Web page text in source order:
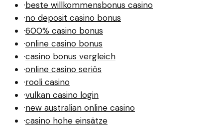
·beste willkommensbonus casino
·no deposit casino bonus
·600% casino bonus
·online casino bonus
·casino bonus vergleich
·online casino seriös
·rooli casino
·vulkan casino login
·new australian online casino
·casino hohe einsätze